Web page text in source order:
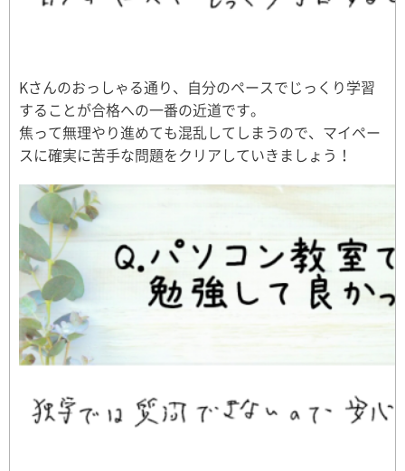
Kさんのおっしゃる通り、自分のペースでじっくり学習
することが合格への一番の近道です。
焦って無理やり進めても混乱してしまうので、マイペー
スに確実に苦手な問題をクリアしていきましょう！